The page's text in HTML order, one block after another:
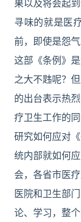
果以及将会起
寻味的就是医
前，即使是怨
这部《条例》
之大不韪呢？
的出台表示热
疗卫生工作的
研究如何应对
统内部就如何
会，各省市医
医院和卫生部
论、学习，整